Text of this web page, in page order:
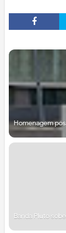
Homenagem
Banda Pluto